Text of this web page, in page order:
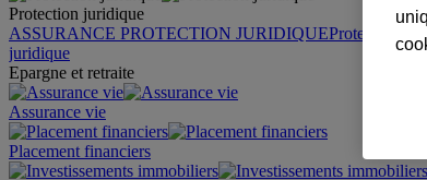
Protection juridique
ASSURANCE PROTECTION JURIDIQUEProtection
juridique
Epargne et retraite
Assurance vie
Placement financiers